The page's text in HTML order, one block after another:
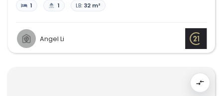
1 1 LB: 32 m²
Angel Li